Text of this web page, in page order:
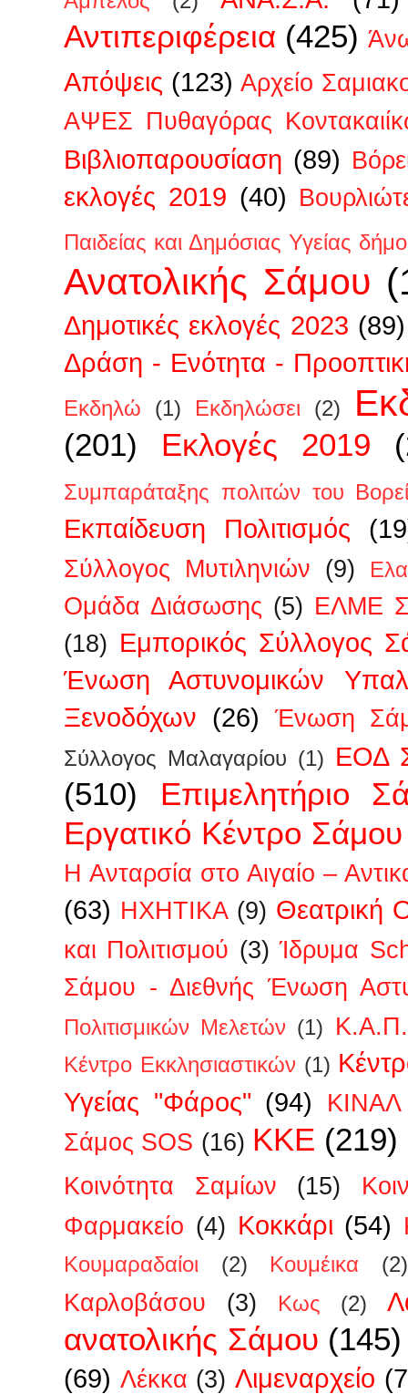
Αντιπεριφέρεια (425)
Απόψεις (123) Αρχείο
ΑΨΕΣ Πυθαγόρας
Βιβλιοπαρουσίαση (89)
εκλογές 2019 (40)
Παιδείας και Δημόσιας Υγείας
Ανατολικής Σάμου
Δημοτικές εκλογές 2023 (89)
Δράση - Ενότητα -
Εκδηλώ (1) Εκδηλώσει (2)
(201) Εκλογές 2019
Συμπαράταξης πολιτών του
Εκπαίδευση Πολιτισμός
Σύλλογος Μυτιληνιών (9)
Ομάδα Διάσωσης (5) ΕΛΜΕ
(18) Εμπορικός Σύλλογος
Ένωση Αστυνομικών
Ξενοδόχων (26) Ένωση
Σύλλογος Μαλαγαρίου (1) ΕΟΔ
(510)
Επιμελητήριο
Εργατικό Κέντρο Σάμου
Η Ανταρσία στο Αιγαίο –
(63) ΗΧΗΤΙΚΑ (9) Θεατρική
και Πολιτισμού (3) Ίδρυμα
Σάμου - Διεθνής Ένωση
Πολιτισμικών Μελετών (1)
Κέντρο Εκκλησιαστικών (1)
Υγείας "Φάρος" (94)
ΚΙΝΑΛ
Σάμος SOS (16) ΚΚΕ (219)
Κοινότητα Σαμίων
(15)
Φαρμακείο (4) Κοκκάρι (54)
Κουμαραδαίοι (2) Κουμέικα (2)
Καρλοβάσου (3) Κως (2)
ανατολικής Σάμου (145)
(69) Λέκκα (3) Λιμεναρχείο